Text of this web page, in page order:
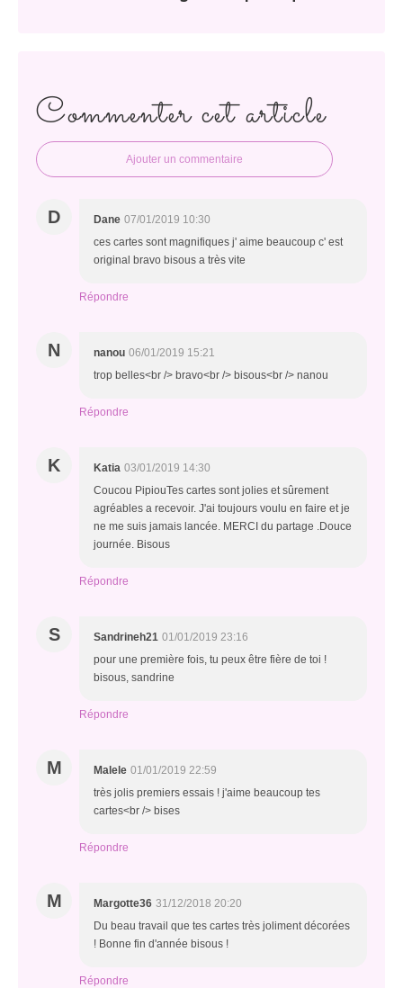
Commenter cet article
Ajouter un commentaire
D Dane 07/01/2019 10:30
ces cartes sont magnifiques j' aime beaucoup c' est
original bravo bisous a très vite
Répondre
N nanou 06/01/2019 15:21
trop belles<br /> bravo<br /> bisous<br /> nanou
Répondre
K Katia 03/01/2019 14:30
Coucou PipiouTes cartes sont jolies et sûrement
agréables a recevoir. J'ai toujours voulu en faire et je
ne me suis jamais lancée. MERCI du partage .Douce
journée. Bisous
Répondre
S Sandrineh21 01/01/2019 23:16
pour une première fois, tu peux être fière de toi !
bisous, sandrine
Répondre
M Malele 01/01/2019 22:59
très jolis premiers essais ! j'aime beaucoup tes
cartes<br /> bises
Répondre
M Margotte36 31/12/2018 20:20
Du beau travail que tes cartes très joliment décorées
! Bonne fin d'année bisous !
Répondre